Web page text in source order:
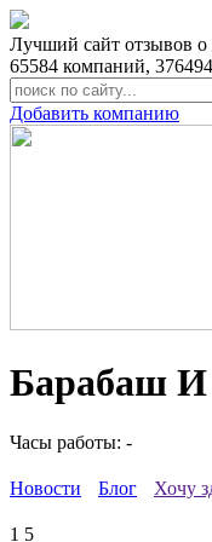
Лучший сайт отзывов о
65584 компаний, 376494
Добавить компанию
Барабаш И
Часы работы: -
Новости Блог Хочу
1 5